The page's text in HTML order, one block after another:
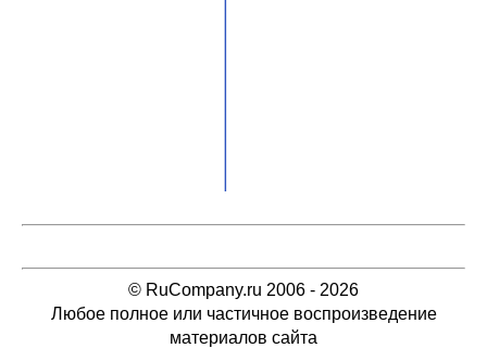
© RuCompany.ru 2006 - 2026
Любое полное или частичное воспроизведение
материалов сайта